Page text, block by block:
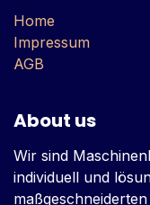
Home
Impressum
AGB
About us
Wir sind
individuell und